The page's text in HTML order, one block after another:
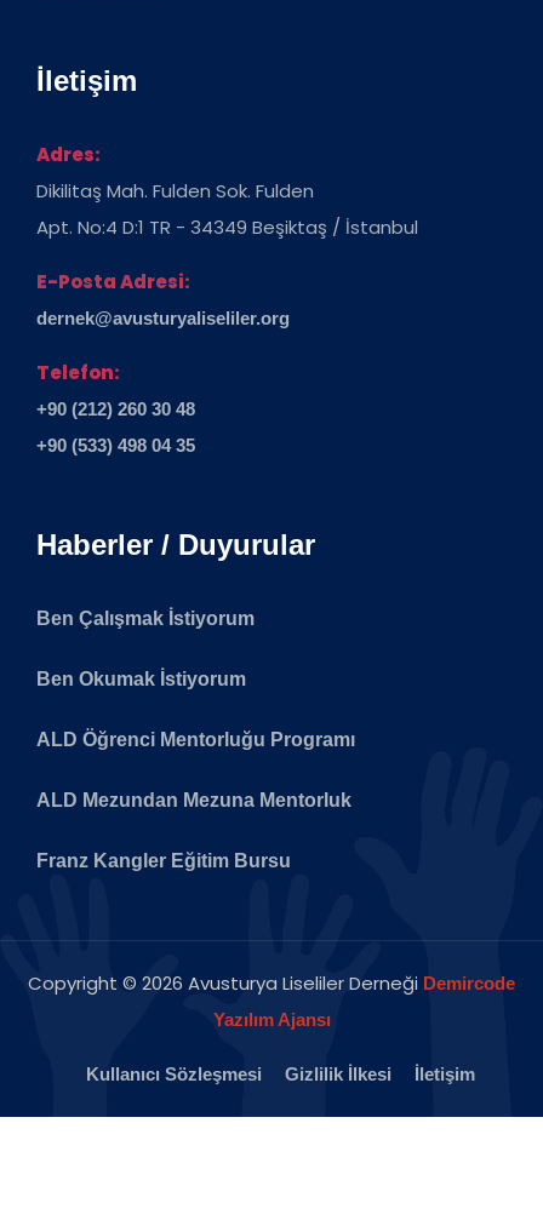
İletişim
Adres:
Dikilitaş Mah. Fulden Sok. Fulden
Apt. No:4 D:1 TR - 34349 Beşiktaş / İstanbul
E-Posta Adresi:
dernek@avusturyaliseliler.org
Telefon:
+90 (212) 260 30 48
+90 (533) 498 04 35
Haberler / Duyurular
Ben Çalışmak İstiyorum
Ben Okumak İstiyorum
ALD Öğrenci Mentorluğu Programı
ALD Mezundan Mezuna Mentorluk
Franz Kangler Eğitim Bursu
Copyright © 2026 Avusturya Liseliler Derneği Demircode
Yazılım Ajansı
Kullanıcı Sözleşmesi Gizlilik İlkesi İletişim